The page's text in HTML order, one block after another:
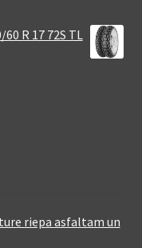
R 17 72S TL
riepa asfaltam un